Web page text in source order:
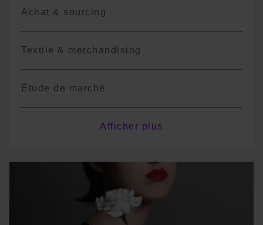
Achat & sourcing
Textile & merchandising
Étude de marché
Marketing digital
Brand management
*Le programme est non exhaustif, il pourra
y avoir des variations de cours ou des
Afficher plus